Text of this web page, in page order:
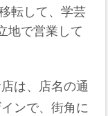
転して、学芸
地で営業して
は、店名の通
ンで、街角に